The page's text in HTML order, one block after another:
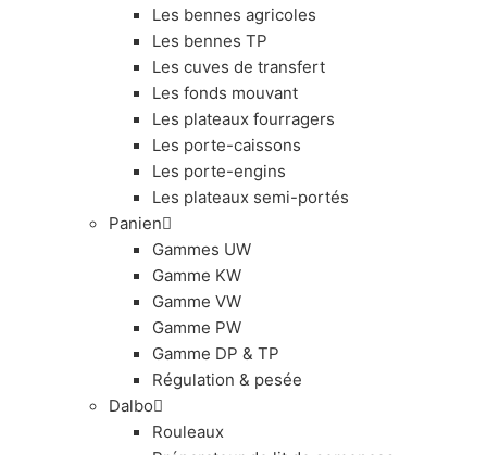
Les bennes agricoles
Les bennes TP
Les cuves de transfert
Les fonds mouvant
Les plateaux fourragers
Les porte-caissons
Les porte-engins
Les plateaux semi-portés
Panien
Gammes UW
Gamme KW
Gamme VW
Gamme PW
Gamme DP & TP
Régulation & pesée
Dalbo
Rouleaux